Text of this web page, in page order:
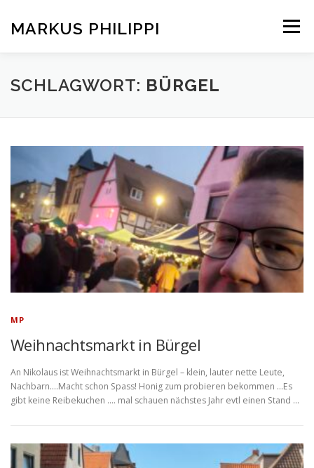
springen
MARKUS PHILIPPI Menü
KONTAKT AKTUELLES
SCHLAGWORT: BÜRGEL
MP
Weihnachtsmarkt in Bürgel
An Nikolaus ist Weihnachtsmarkt in Bürgel – klein, lauter nette Leute,
Nachbarn….Macht schon Spass! Honig zum probieren bekommen …Es
gibt keine Reibekuchen …. mal schauen nächstes Jahr evtl einen Stand …